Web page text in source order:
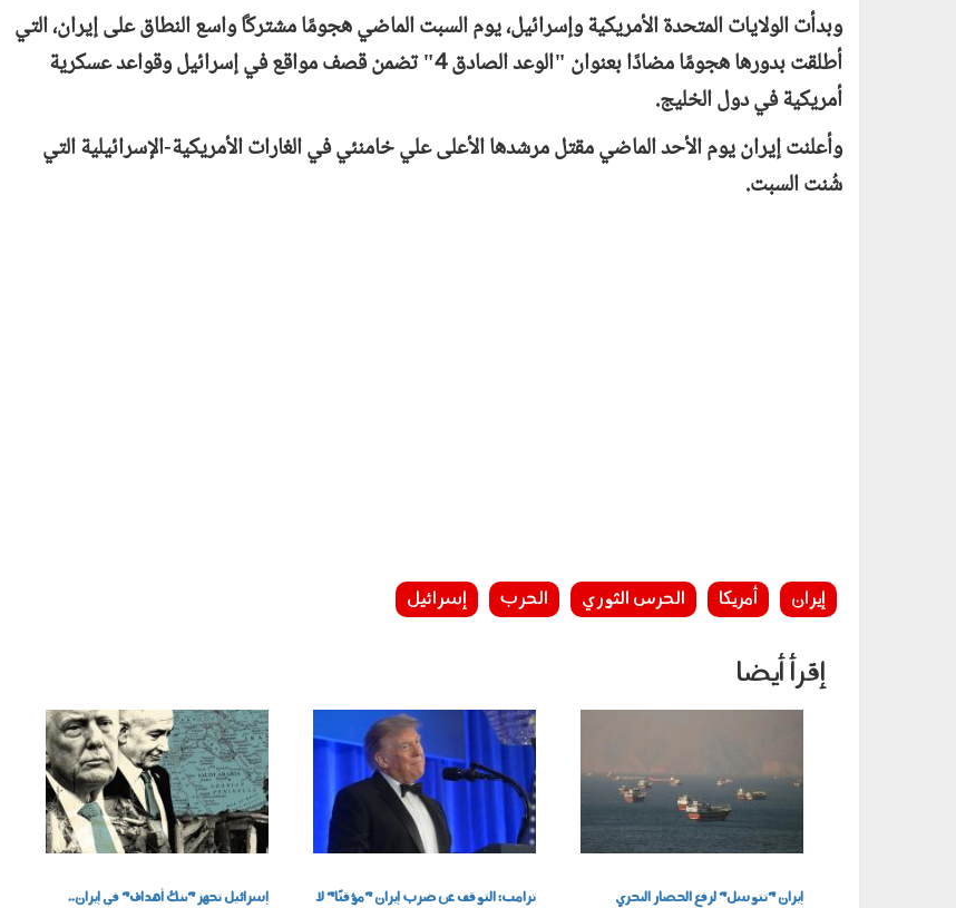
وبدأت الولايات المتحدة الأمريكية وإسرائيل، يوم السبت الماضي هجومًا مشتركًا واسع النطاق على إيران، التي
أطلقت بدورها هجومًا مضادًا بعنوان "الوعد الصادق 4" تضمن قصف مواقع في إسرائيل وقواعد عسكرية
أمريكية في دول الخليج.
وأعلنت إيران يوم الأحد الماضي مقتل مرشدها الأعلى علي خامنئي في الغارات الأمريكية-الإسرائيلية التي
شُنت السبت.
إيران أمريكا الحرس الثوري الحرب إسرائيل
إقرأ أيضا
إيران "تتوسل" لرفع الحصار البحري
260701.jpg
ترامب: التوقف عن ضرب إيران "مؤقتًا" لا
220701.jpg
إسرائيل تجهز "بنك أهداف" في إيران..